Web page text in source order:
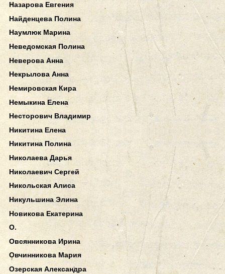
Назарова Евгения
Найденцева Полина
Наумлюк Марина
Неведомская Полина
Неверова Анна
Некрылова Анна
Немировская Кира
Немыкина Елена
Несторович Владимир
Никитина Елена
Никитина Полина
Николаева Дарья
Николаевич Сергей
Никольская Алиса
Никульшина Элина
Новикова Екатерина
О.
Овсянникова Ирина
Овчинникова Мария
Озерская Александра